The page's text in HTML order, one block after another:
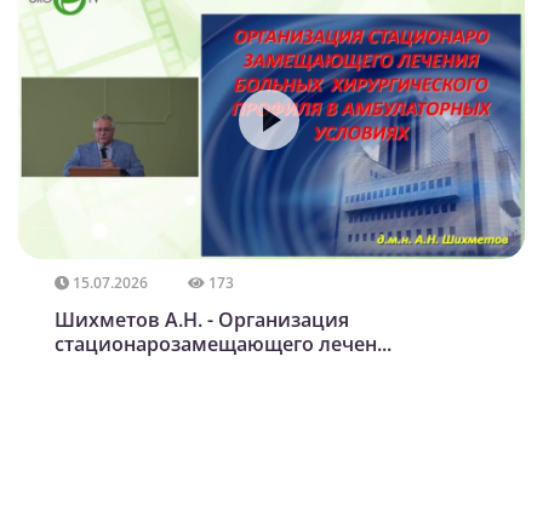
15.07.2026 173
Шихметов А.Н. - Организация
стационарозамещающего лечен...